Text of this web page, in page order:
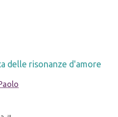
delle risonanze d'amore